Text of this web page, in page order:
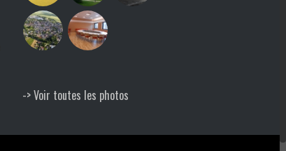
-> Voir toutes les photos